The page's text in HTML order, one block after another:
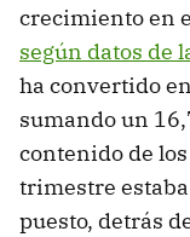
crecimiento en
según datos de
ha convertido
sumando un
contenido de
trimestre
puesto, detrás